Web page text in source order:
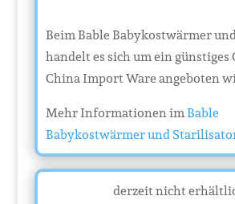
Beim Bable Babykostwärmer
handelt es sich um ein günstiges
China Import Ware angeboten
Mehr Informationen imBable
Babykostwärmer und
derzeit nicht